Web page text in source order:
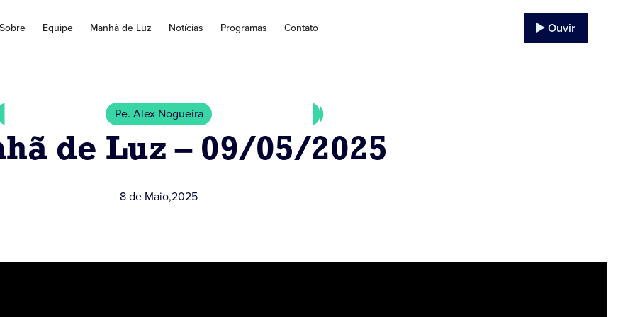
Equipe Manhã de Luz Notícias Programas Contato ▶️ Ouvir
Pe. Alex Nogueira
de Luz – 09/05/2025
8 de Maio,2025